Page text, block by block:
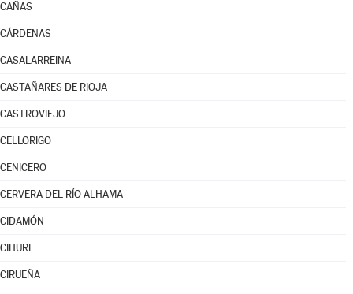
CAÑAS
CÁRDENAS
CASALARREINA
CASTAÑARES DE RIOJA
CASTROVIEJO
CELLORIGO
CENICERO
CERVERA DEL RÍO ALHAMA
CIDAMÓN
CIHURI
CIRUEÑA